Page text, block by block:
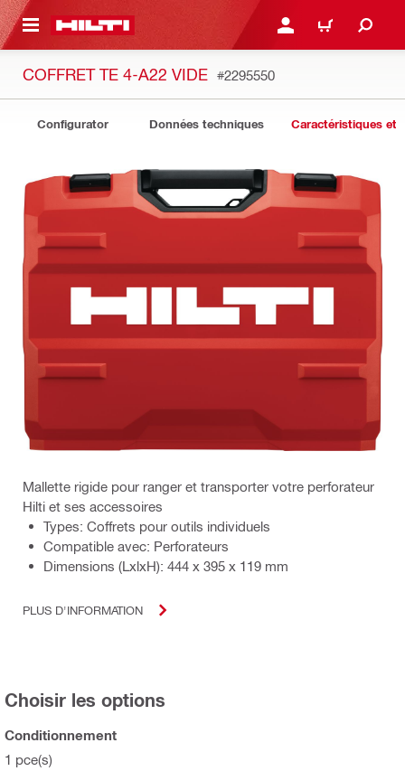
SE CONNECTER OU
PANIER
COFFRET TE 4-A22 VIDE #2295550
Configurator Données techniques Caractéristiques et
Mallette rigide pour ranger et transporter votre perforateur
Hilti et ses accessoires
Types: Coffrets pour outils individuels
Compatible avec: Perforateurs
Dimensions (LxlxH): 444 x 395 x 119 mm
PLUS D'INFORMATION
Choisir les options
Conditionnement
1 pce(s)